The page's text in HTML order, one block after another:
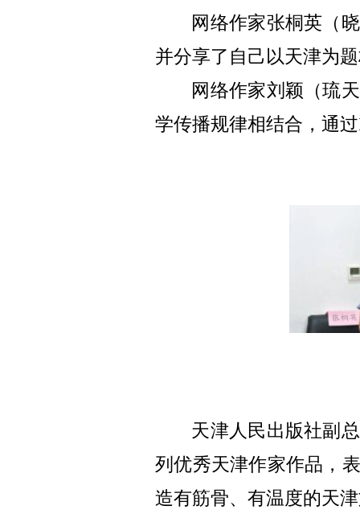
网络作家张桐英（
并分享了自己以天津为
网络作家刘颖（琉天
学传播规律相结合 ，通过
天津人民出版社副
列优秀天津作家作品，
造有筋骨、有温度的天